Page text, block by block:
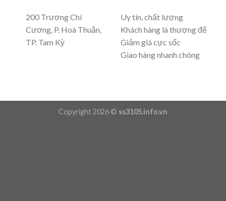
200 Trương Chí
Cương, P. Hoà Thuận,
TP. Tam Kỳ
Uy tín, chất lượng
Khách hàng là thượng đế
Giảm giá cực sốc
Giao hàng nhanh chóng
Copyright 2026 © ss3105.info.vn